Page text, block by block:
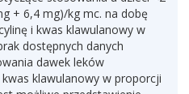
+ 6,4 mg)/kg mc. na dobę
i kwas klawulanowy w
dostępnych danych
dawek leków
klawulanowy w proporcji